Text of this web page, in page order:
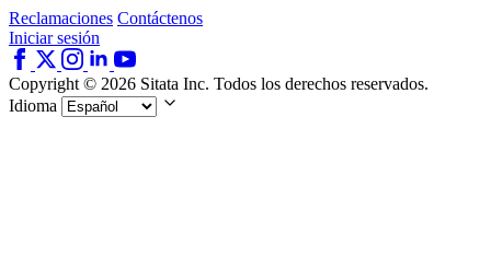
Reclamaciones Contáctenos
Iniciar sesión
Copyright © 2026 Sitata Inc. Todos los derechos reservados.
Idioma